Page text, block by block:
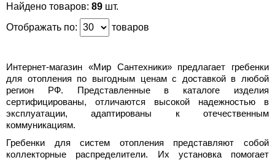
Найдено товаров: 89 шт.
Отображать по:
товаров
Интернет-магазин «Мир Сантехники» предлагает гребенки
для отопления по выгодным ценам с доставкой в любой
регион РФ. Представленные в каталоге изделия
сертифицированы, отличаются высокой надежностью в
эксплуатации, адаптированы к отечественным
коммуникациям.
Гребенки для систем отопления представляют собой
коллекторные распределители. Их установка помогает